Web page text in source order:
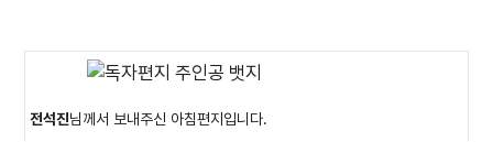
전석진님께서 보내주신 아침편지입니다.